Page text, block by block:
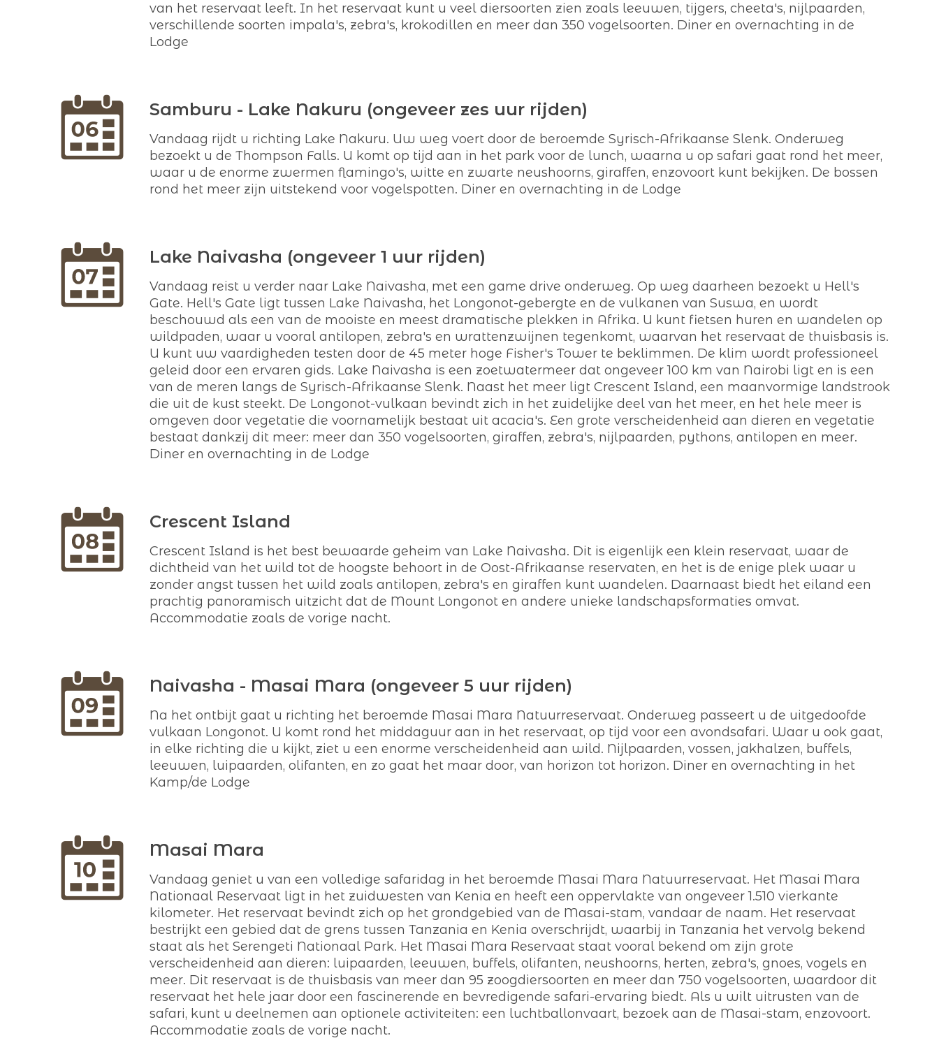
van het reservaat leeft. In het reservaat kunt u veel diersoorten zien zoals leeuwen, tijgers, cheeta's, nijlpaarden,
verschillende soorten impala's, zebra's, krokodillen en meer dan 350 vogelsoorten. Diner en overnachting in de
Lodge
Samburu - Lake Nakuru (ongeveer zes uur rijden)
Vandaag rijdt u richting Lake Nakuru. Uw weg voert door de beroemde Syrisch-Afrikaanse Slenk. Onderweg
bezoekt u de Thompson Falls. U komt op tijd aan in het park voor de lunch, waarna u op safari gaat rond het meer,
waar u de enorme zwermen flamingo's, witte en zwarte neushoorns, giraffen, enzovoort kunt bekijken. De bossen
rond het meer zijn uitstekend voor vogelspotten. Diner en overnachting in de Lodge
Lake Naivasha (ongeveer 1 uur rijden)
Vandaag reist u verder naar Lake Naivasha, met een game drive onderweg. Op weg daarheen bezoekt u Hell's
Gate. Hell's Gate ligt tussen Lake Naivasha, het Longonot-gebergte en de vulkanen van Suswa, en wordt
beschouwd als een van de mooiste en meest dramatische plekken in Afrika. U kunt fietsen huren en wandelen op
wildpaden, waar u vooral antilopen, zebra's en wrattenzwijnen tegenkomt, waarvan het reservaat de thuisbasis is.
U kunt uw vaardigheden testen door de 45 meter hoge Fisher's Tower te beklimmen. De klim wordt professioneel
geleid door een ervaren gids. Lake Naivasha is een zoetwatermeer dat ongeveer 100 km van Nairobi ligt en is een
van de meren langs de Syrisch-Afrikaanse Slenk. Naast het meer ligt Crescent Island, een maanvormige landstrook
die uit de kust steekt. De Longonot-vulkaan bevindt zich in het zuidelijke deel van het meer, en het hele meer is
omgeven door vegetatie die voornamelijk bestaat uit acacia's. Een grote verscheidenheid aan dieren en vegetatie
bestaat dankzij dit meer: meer dan 350 vogelsoorten, giraffen, zebra's, nijlpaarden, pythons, antilopen en meer.
Diner en overnachting in de Lodge
Crescent Island
Crescent Island is het best bewaarde geheim van Lake Naivasha. Dit is eigenlijk een klein reservaat, waar de
dichtheid van het wild tot de hoogste behoort in de Oost-Afrikaanse reservaten, en het is de enige plek waar u
zonder angst tussen het wild zoals antilopen, zebra's en giraffen kunt wandelen. Daarnaast biedt het eiland een
prachtig panoramisch uitzicht dat de Mount Longonot en andere unieke landschapsformaties omvat.
Accommodatie zoals de vorige nacht.
Naivasha - Masai Mara (ongeveer 5 uur rijden)
Na het ontbijt gaat u richting het beroemde Masai Mara Natuurreservaat. Onderweg passeert u de uitgedoofde
vulkaan Longonot. U komt rond het middaguur aan in het reservaat, op tijd voor een avondsafari. Waar u ook gaat,
in elke richting die u kijkt, ziet u een enorme verscheidenheid aan wild. Nijlpaarden, vossen, jakhalzen, buffels,
leeuwen, luipaarden, olifanten, en zo gaat het maar door, van horizon tot horizon. Diner en overnachting in het
Kamp/de Lodge
Masai Mara
Vandaag geniet u van een volledige safaridag in het beroemde Masai Mara Natuurreservaat. Het Masai Mara
Nationaal Reservaat ligt in het zuidwesten van Kenia en heeft een oppervlakte van ongeveer 1.510 vierkante
kilometer. Het reservaat bevindt zich op het grondgebied van de Masai-stam, vandaar de naam. Het reservaat
bestrijkt een gebied dat de grens tussen Tanzania en Kenia overschrijdt, waarbij in Tanzania het vervolg bekend
staat als het Serengeti Nationaal Park. Het Masai Mara Reservaat staat vooral bekend om zijn grote
verscheidenheid aan dieren: luipaarden, leeuwen, buffels, olifanten, neushoorns, herten, zebra's, gnoes, vogels en
meer. Dit reservaat is de thuisbasis van meer dan 95 zoogdiersoorten en meer dan 750 vogelsoorten, waardoor dit
reservaat het hele jaar door een fascinerende en bevredigende safari-ervaring biedt. Als u wilt uitrusten van de
safari, kunt u deelnemen aan optionele activiteiten: een luchtballonvaart, bezoek aan de Masai-stam, enzovoort.
Accommodatie zoals de vorige nacht.